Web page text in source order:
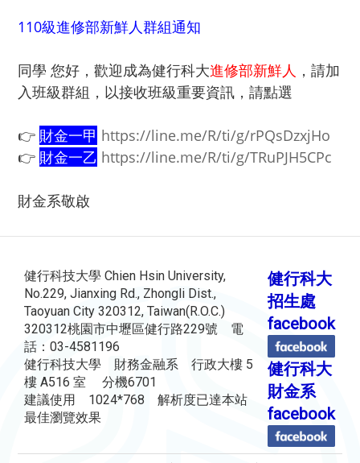
110級進修部新鮮人群組通知
同學 您好，歡迎成為健行科大進修部新鮮人 ，請加
入班級群組，以接收班級重要資訊，請點選
👉 財金一甲 https://line.me/R/ti/g/rPQsDzxjHo
👉 財金一乙 https://line.me/R/ti/g/TRuPJH5CPc
財金系敬啟
健行科技大學 Chien Hsin University,
No.229, Jianxing Rd., Zhongli Dist.,
Taoyuan City 320312, Taiwan(R.O.C.)
320312桃園市中壢區健行路229號 電
話：03-4581196
健行科技大學 財務金融系 行政大樓 5
樓 A516 室 分機6701
建議使用 1024*768 解析度已達本站
最佳瀏覽效果
健行科大
招生處
facebook
健行科大
財金系
facebook